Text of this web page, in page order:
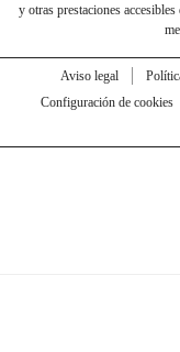
y otras prestaciones
Aviso legal
Configuración de cookies